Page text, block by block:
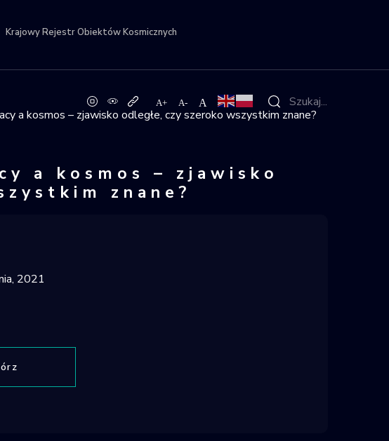
Krajowy Rejestr Obiektów Kosmicznych
a kosmos – zjawisko odległe, czy szeroko wszystkim znane?
a kosmos – zjawisko
znane?
2021